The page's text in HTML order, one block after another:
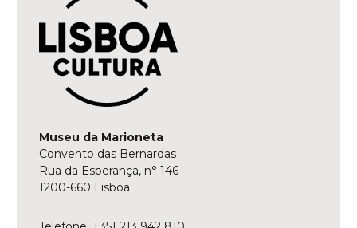
Museu da Marioneta
Convento das Bernardas
Rua da Esperança, n° 146
1200-660 Lisboa